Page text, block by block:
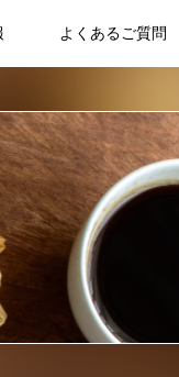
よくあるご質問